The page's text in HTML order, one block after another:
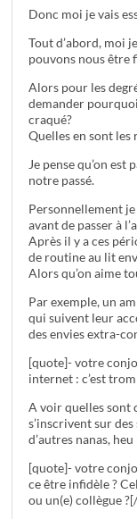
Donc moi je vais
Tout d’abord, moi
pouvons nous être
Alors pour les
demander
craqué?
Quelles en sont les
Je pense qu’on
notre passé.
Personnellement
avant de passer à
Après il y a ces
de routine au lit
Alors qu’on aime
Par exemple, un
qui suivent leur
des envies extra-
[quote]- votre
internet : c’est
A voir quelles sont
s’inscrivent sur
d’autres nanas,
[quote]- votre
ce être infidèle ?
ou un(e) collègue